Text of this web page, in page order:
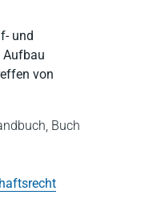
und
Aufbau
von
Buch